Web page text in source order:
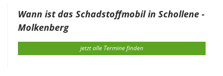
Wann ist das Schadstoffmobil in Schollene -
Molkenberg
jetzt alle Termine finden